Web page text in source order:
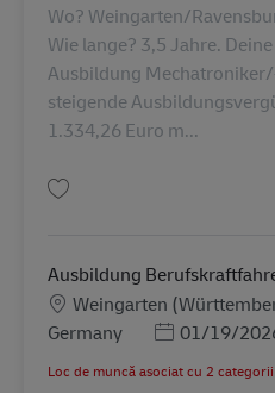
Wo? Weingarten/
Wie lange? 3,5 Jahre.
Ausbildung
steigende
1.334,26 Euro m...
Ausbildung
Locație
Weingarten
Germany
Posted Date
01/19/
Loc de muncă asociat cu 2 categorii